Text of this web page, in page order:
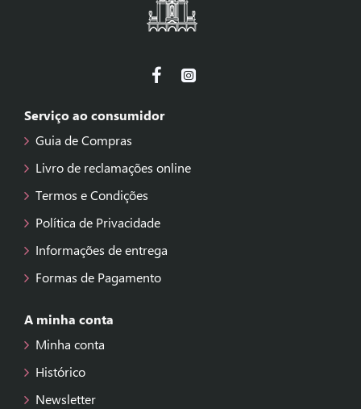
Serviço ao consumidor
Guia de Compras
Livro de reclamações online
Termos e Condições
Política de Privacidade
Informações de entrega
Formas de Pagamento
A minha conta
Minha conta
Histórico
Newsletter